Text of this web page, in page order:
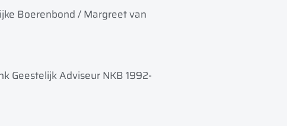
Boerenbond / Margreet van
Geestelijk Adviseur NKB 1992-